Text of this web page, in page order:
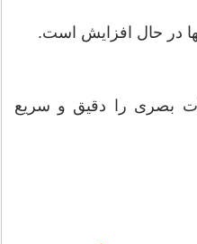
در حال افزایش است.
بصری را دقیق و سریع